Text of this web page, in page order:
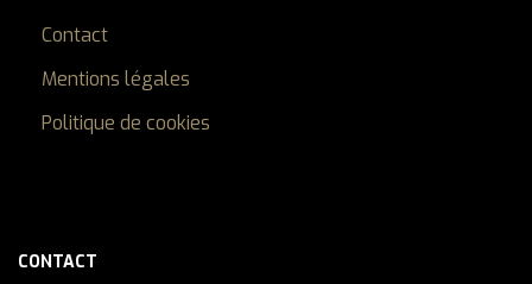
Contact
Mentions légales
Politique de cookies
CONTACT